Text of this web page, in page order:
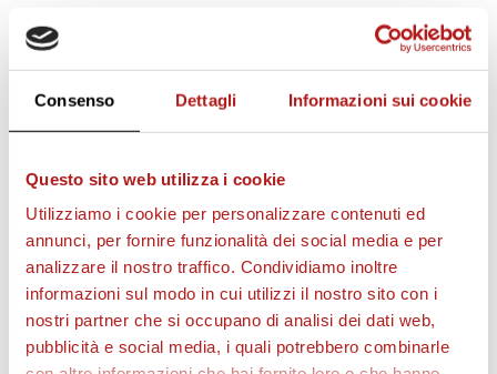
Consenso Dettagli Informazioni sui cookie
Questo sito web utilizza i cookie
Utilizziamo i cookie per personalizzare contenuti ed
annunci, per fornire funzionalità dei social media e per
analizzare il nostro traffico. Condividiamo inoltre
informazioni sul modo in cui utilizzi il nostro sito con i
nostri partner che si occupano di analisi dei dati web,
pubblicità e social media, i quali potrebbero combinarle
Ammoniti
: Brevini (R), Morana (C), Bassoli (R),
Espulsi: Corradini (R)
Fonte: www.mondoprimavera.com
Domani è già tempo di tornare in campo, a
Tombolo(sintetico) preliminare diCoppa Italia
contro il Como ( inizio ore 15.00).
La vincente sfiderà la settimana prossima il